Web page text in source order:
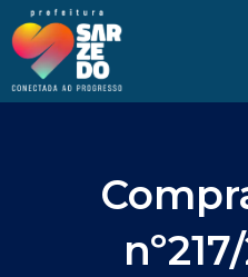
conteúdo
para
conteúdo